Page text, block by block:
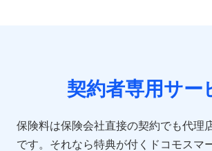
10.受託業務の 個人情報
11.マイカー通勤管理クラウド並びに
契約者専用サー
保険料は保険会社直接の契約でも代理
です。 それなら特典が付くドコモスマ